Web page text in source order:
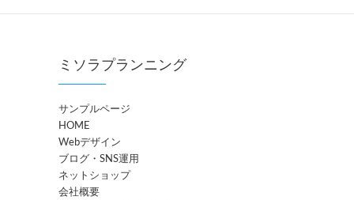
ミソラプランニング
サンプルページ
HOME
Webデザイン
ブログ・SNS運用
ネットショップ
会社概要